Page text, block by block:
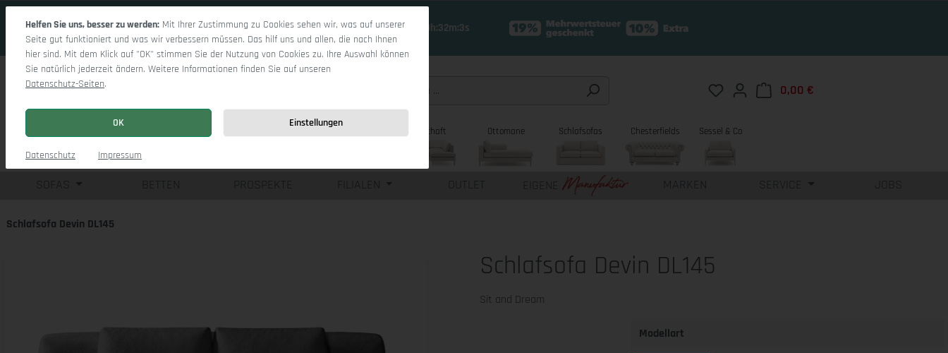
17 Tage 10h:32m:3s
Du hast 0 Produkte auf dem Merkzettel
0,00 €
Wohnlandschaft Ottomane Schlafsofas Chesterfields Sessel & Co
BETTEN PROSPEKTE FILIALEN OUTLET EIGENE MARKEN SERVICE JOBS
Schlafsofa Devin DL145
Schlafsofa Devin DL145
Sit and Dream
Modellart
Helfen Sie uns, besser zu werden: Mit Ihrer Zustimmung zu Cookies sehen wir, was auf unserer
Seite gut funktioniert und was wir verbessern müssen. Das hilf uns und allen, die nach Ihnen
hier sind. Mit dem Klick auf "OK" stimmen Sie der Nutzung von Cookies zu. Ihre Auswahl können
Sie natürlich jederzeit ändern. Weitere Informationen finden Sie auf unseren
Datenschutz-Seiten.
OK Einstellungen
Datenschutz Impressum